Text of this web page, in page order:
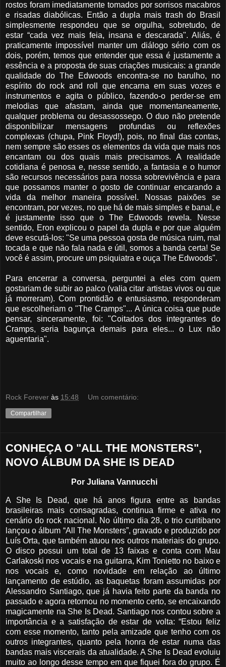
rostos foram imediatamente tomados por sorrisos macabros
e risadas diabólicas. Então a dupla mais trash do Brasil
simplesmente respondeu que se orgulha, sobretudo, de
estar “cada vez mais feia, insana e descarada". Aliás, é
praticamente impossível manter um diálogo sério com os
dois, porém, temos que entender que essa é justamente a
essência e a proposta de suas criações musicais: a grande
qualidade do The Edwoods encontra-se no barulho, no
espírito do rock and roll que encarna em suas vozes e
instrumentos e agita o público, fazendo-o perder-se em
melodias que afastam, ainda que momentaneamente,
qualquer problema ou desassossego. O duo não pretende
disponibilizar mensagens profundas ou reflexões
complexas (chupa, Pink Floyd!), pois, no final das contas,
nem sempre são esses os elementos da vida que mais nos
encantam ou dos quais mais precisamos. A realidade
cotidiana é penosa e, nesse sentido, a fantasia e o humor
são recursos necessários para nossa sobrevivência e para
que possamos manter o gosto de continuar encarando a
vida da melhor maneira possível. Nossas paixões se
encontram, por vezes, no que há de mais simples e banal, e
é justamente isso que o The Edwoods revela. Nesse
sentido, Eron explicou o papel da dupla e por que alguém
deve escutá-los: "Se uma pessoa gosta de música ruim, mal
tocada e que não fala nada e útil, somos a banda certa! Se
você é assim, procure um psiquiatra e ouça The Edwoods".
Para encerrar a conversa, perguntei a eles com quem
gostariam de subir ao palco (valia citar artistas vivos ou que
já morreram). Com prontidão e entusiasmo, responderam
que escolheriam o "The Cramps"... A única coisa que pude
pensar, sinceramente, foi: "Coitados dos integrantes do
Cramps, seria bagunça demais para eles... o Lux não
aguentaria".
Rock Forever às 15:48 Um comentário:
Compartilhar
CONHEÇA O "ALL THE MONSTERS",
NOVO ÁLBUM DA SHE IS DEAD
Por Juliana Vannucchi
A She Is Dead, que há anos figura entre as bandas
brasileiras mais consagradas, continua firme e ativa no
cenário do rock nacional. No último dia 28, o trio curitibano
lançou o álbum “All The Monsters”, gravado e produzido por
Luís Orta, que também atuou nos outros materiais do grupo.
O disco possui um total de 13 faixas e conta com Mau
Carlakoski nos vocais e na guitarra, Kim Tonietto no baixo e
nos vocais e, como novidade em relação ao último
lançamento de estúdio, as baquetas foram assumidas por
Alessandro Santiago, que já havia feito parte da banda no
passado e agora retornou no momento certo, se encaixando
magicamente na She Is Dead. Santiago nos contou sobre a
importância e a satisfação de estar de volta: “Estou feliz
com esse momento, tanto pela amizade que tenho com os
outros integrantes, quanto pela honra de estar numa das
bandas mais viscerais da atualidade. A She Is Dead evoluiu
muito ao longo desse tempo em que fiquei fora do grupo. É